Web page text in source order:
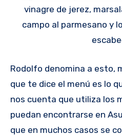
vinagre de jerez,
campo al parmesano y
Rodolfo denomina a esto,
que te dice el menú es lo
nos cuenta que utiliza los
puedan encontrarse en
que en muchos casos se